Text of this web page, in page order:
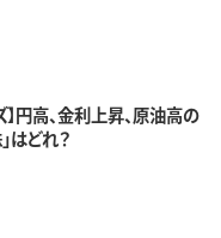
】円高、金利上昇、原油高の
はどれ？